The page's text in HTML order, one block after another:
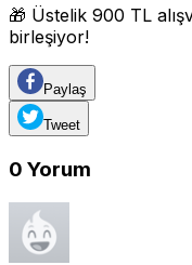
🎁 Üstelik 900 TL
birleşiyor!
Paylaş
Tweet
0 Yorum